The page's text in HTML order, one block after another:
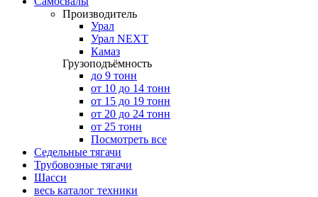
Производитель
Урал
Урал NEXT
Камаз
Грузоподъёмность
до 9 тонн
от 10 до 14 тонн
от 15 до 19 тонн
от 20 до 24 тонн
от 25 тонн
Посмотреть все
Седельные тягачи
Трубовозные тягачи
Шасси
весь каталог техники